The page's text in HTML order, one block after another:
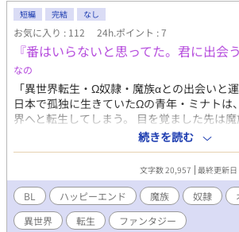
短編 完結 なし
お気に入り : 112 24h.ポイント : 7
『番はいらないと思ってた。君に出会
なの
「異世界転生・Ω奴隷・魔族αとの出会いと
日本で孤独に生きていたΩの青年・ミナトは
界へと転生してしまう。 目を覚ました先は
帝国。 彼を待っていたのは冷酷と名高い魔
も、ミナトは“奴隷”として彼に差し出され
ルはミナトをただの奴隷として扱わなかっ
く、けれど決して手を出さない彼の矛盾。
めた二人の距離。 そして明かされるラザルが
は…… “番”という運命がもたらすものは、愛
ない出会いが、やがて“家族”へと変わってい
続きを読む
文字数 20,957 最終更新
BL ハッピーエンド 魔族 奴隷
異世界
転生 ファンタジー